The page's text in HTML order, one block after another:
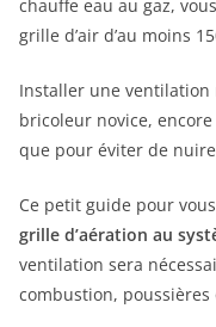
chauffe eau au gaz,
grille d’air d’au moins
Installer une ventilation
bricoleur novice,
que pour éviter de
Ce petit guide pour
grille d’aération au
ventilation sera
combustion, poussières